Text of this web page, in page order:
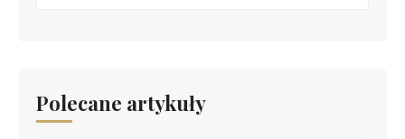
Polecane artykuły